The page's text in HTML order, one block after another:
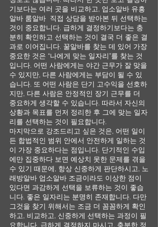
기보다는 여러 곳을 비교하고, 업소알바 유흥
알바 룸알바 직접 상담을 받아본 뒤 선택하는
것이 중요합니다. 급하게 결정하기보다는 충
분히 확인하고 선택하는 것이 결국 더 좋은 결
과로 이어집니다. 꿀알바를 찾는 데 있어 가장
중요한 것은 “나에게 맞는 일자리”를 찾는 것
입니다. 어떤 사람에게는 야간 근무가 잘 맞을
수 있지만, 다른 사람에게는 부담이 될 수 있
습니다. 또 어떤 사람은 단기 고수익을 선호하
지만, 다른 사람은 안정적인 장기 근무를 더
중요하게 생각할 수 있습니다. 따라서 자신의
상황과 목표를 먼저 정리한 후 그에 맞는 일자
리를 선택하는 것이 필요합니다.
마지막으로 강조드리고 싶은 것은, 어떤 일이
든 합법적인 범위 안에서 안전하게 일하는 것
이 가장 중요하다는 점입니다. 단기적인 수입
에만 집중하다 보면 예상치 못한 문제를 겪을
수 있기 때문에, 항상 신중하게 판단하시고, 노
래방알바 업소알바 조금이라도 이상한 점이
있다면 과감하게 선택을 보류하는 것이 좋습
니다. 좋은 일자리는 분명히 존재합니다. 다만
그것을 찾기 위해서는 조금 더 꼼꼼하게 확인
하고, 비교하고, 신중하게 선택하는 과정이 필
요합니다. 급하게 결정하지 마시고, 충분한 정